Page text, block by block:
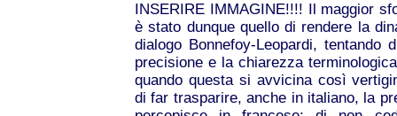
INSERIRE IMMAGINE!!!! Il maggior
è stato dunque quello di rendere la
dialogo Bonnefoy-Leopardi,
precisione e la chiarezza
quando questa si avvicina così
di far trasparire, anche in italiano, la